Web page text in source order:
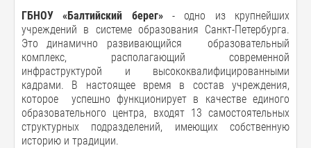
ГБНОУ «Балтийский берег»- одно из крупнейших
учреждений в системе образования Санкт-Петербурга.
Это динамично развивающийся образовательный
комплекс, располагающий современной
инфраструктурой и высококвалифицированными
кадрами. В настоящее время в состав учреждения,
которое успешно функционирует в качестве единого
образовательного центра, входят 13 самостоятельных
структурных подразделений, имеющих собственную
историю и традиции.